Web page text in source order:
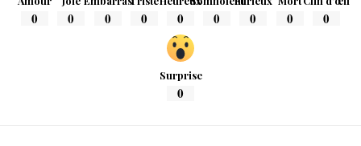
0 0 0 0 0 0 0 0 0
Surprise
0